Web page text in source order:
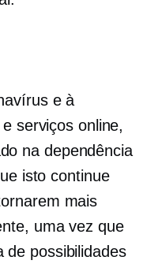
e à
serviços online,
na dependência
isto continue
mais
uma vez que
de possibilidades